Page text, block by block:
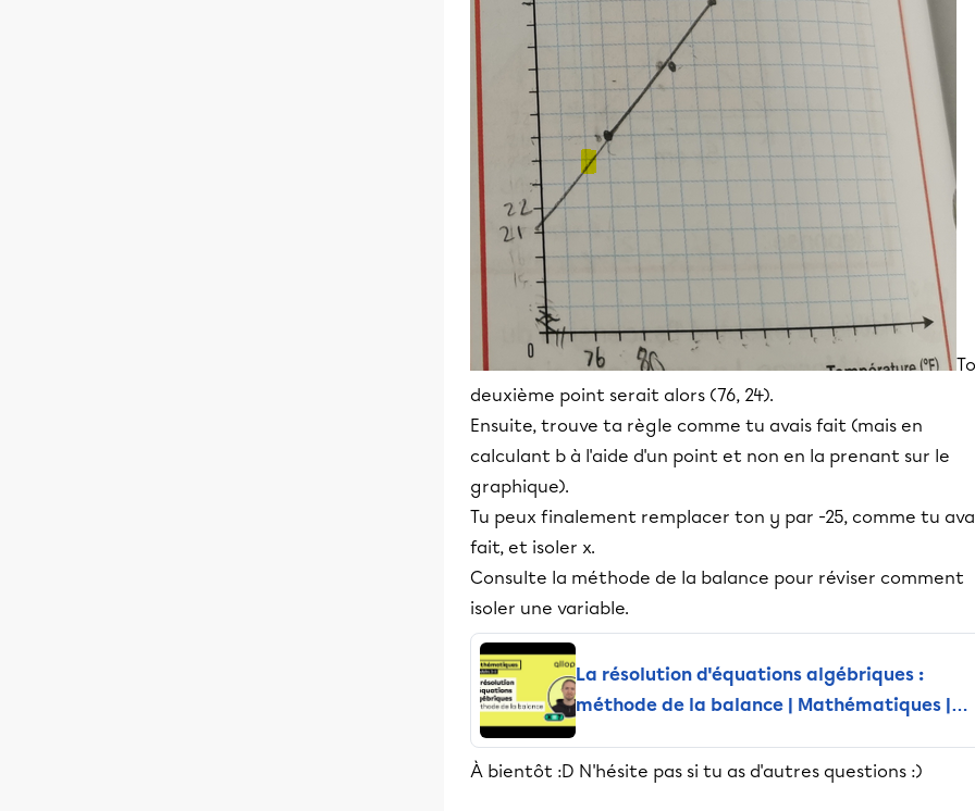
deuxième point serait alors (76, 24).
Ensuite, trouve ta règle comme tu avais fait (mais en
calculant b à l'aide d'un point et non en la prenant sur le
graphique).
Tu peux finalement remplacer ton y par -25, comme tu
fait, et isoler x.
Consulte la méthode de la balance pour réviser comment
isoler une variable.
La résolution d'équations algébriques :
méthode de la balance | Mathématiques |
À bientôt :D N'hésite pas si tu as d'autres questions :)